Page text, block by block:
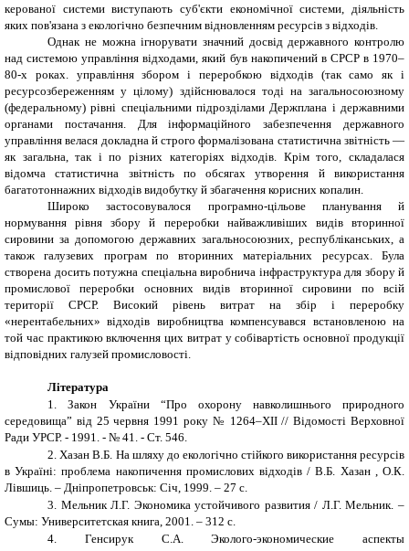
керованої системи виступають суб'єкти економічної системи, діяльність
яких пов'язана з екологічно безпечним відновленням ресурсів з відходів.
Однак не можна ігнорувати значний досвід державного контролю
над системою управління відходами, який був накопичений в СРСР в 1970–
80-х роках. управління збором і переробкою відходів (так само як і
ресурсозбереженням у цілому) здійснювалося тоді на загальносоюзному
(федеральному) рівні спеціальними підрозділами Держплана і державними
органами постачання. Для інформаційного забезпечення державного
управління велася докладна й строго формалізована статистична звітність —
як загальна, так і по різних категоріях відходів. Крім того, складалася
відомча статистична звітність по обсягах утворення й використання
багатотоннажних відходів видобутку й збагачення корисних копалин.
Широко застосовувалося програмно-цільове планування й
нормування рівня збору й переробки найважливіших видів вторинної
сировини за допомогою державних загальносоюзних, республіканських, а
також галузевих програм по вторинних матеріальних ресурсах. Була
створена досить потужна спеціальна виробнича інфраструктура для збору й
промислової переробки основних видів вторинної сировини по всій
території СРСР. Високий рівень витрат на збір і переробку
«нерентабельних» відходів виробництва компенсувався встановленою на
той час практикою включення цих витрат у собівартість основної продукції
відповідних галузей промисловості.
Література
1.
Закон України “Про охорону навколишнього природного
середовища” від 25 червня 1991 року № 1264–ХІІ // Відомості Верховної
Ради УРСР. - 1991. - № 41. - Ст. 546.
2. Хазан В.Б. На шляху до екологічно стійкого використання ресурсів
в Україні: проблема накопичення промислових відходів / В.Б. Хазан , О.К.
Лівшиць. – Дніпропетровськ: Січ, 1999. – 27 с.
3. Мельник Л.Г. Экономика устойчивого развития / Л.Г. Мельник. –
Сумы: Университетская книга, 2001. – 312 с.
4.
Генсирук С.А. Эколого-экономические аспекты